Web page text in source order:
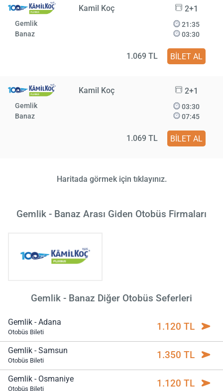
Kamil Koç 2+1
Gemlik
Banaz
21:35
03:30
1.069 TL BİLET AL
Kamil Koç 2+1
Gemlik
Banaz
03:30
07:45
1.069 TL BİLET AL
Haritada görmek için tıklayınız.
Gemlik - Banaz Arası Giden Otobüs Firmaları
Gemlik - Banaz Diğer Otobüs Seferleri
Gemlik - Adana
Otobüs Bileti 1.120 TL
Gemlik - Samsun
Otobüs Bileti 1.350 TL
Gemlik - Osmaniye
Otobüs Bileti 1.120 TL